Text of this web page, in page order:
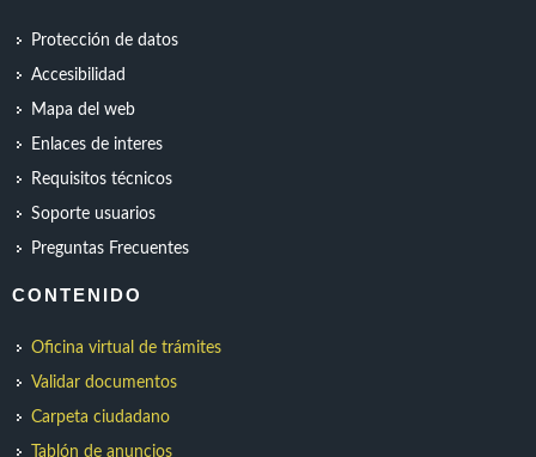
Protección de datos
Accesibilidad
Mapa del web
Enlaces de interes
Requisitos técnicos
Soporte usuarios
Preguntas Frecuentes
CONTENIDO
Oficina virtual de trámites
Validar documentos
Carpeta ciudadano
Tablón de anuncios